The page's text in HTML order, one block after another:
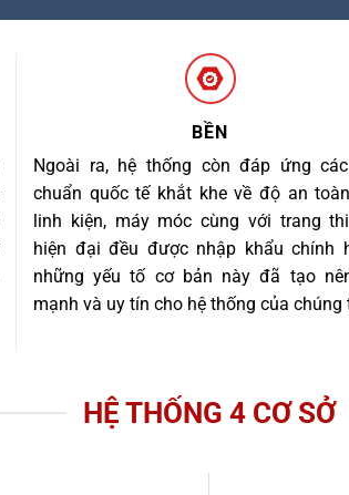
BỀN
Ngoài ra, hệ thống còn đáp ứng
chuẩn quốc tế khắt khe về độ an
linh kiện, máy móc cùng với trang
hiện đại đều được nhập khẩu chính
những yếu tố cơ bản này đã tạo
mạnh và uy tín cho hệ thống của chúng
HỆ THỐNG 4 CƠ SỞ